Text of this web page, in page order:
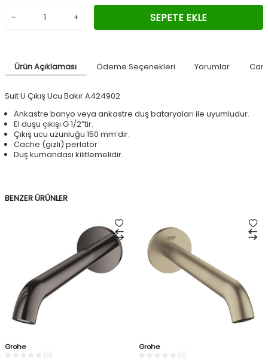
SEPETE EKLE
Ürün Açıklaması Ödeme Seçenekleri Yorumlar
Suit U Çıkış Ucu Bakır A424902
Ankastre banyo veya ankastre duş bataryaları ile uyumludur.
El duşu çıkışı G 1/2”tir.
Çıkış ucu uzunluğu 150 mm’dir.
Cache (gizli) perlatör
Duş kumandası kilitlemelidir.
BENZER ÜRÜNLER
Grohe
(0)
Grohe
(0)